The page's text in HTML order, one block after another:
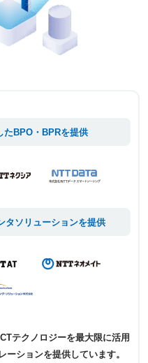
たBPO・BPRを提供
タソリューションを提供
テクノロジーを最大限に活用
ーションを提供しています。